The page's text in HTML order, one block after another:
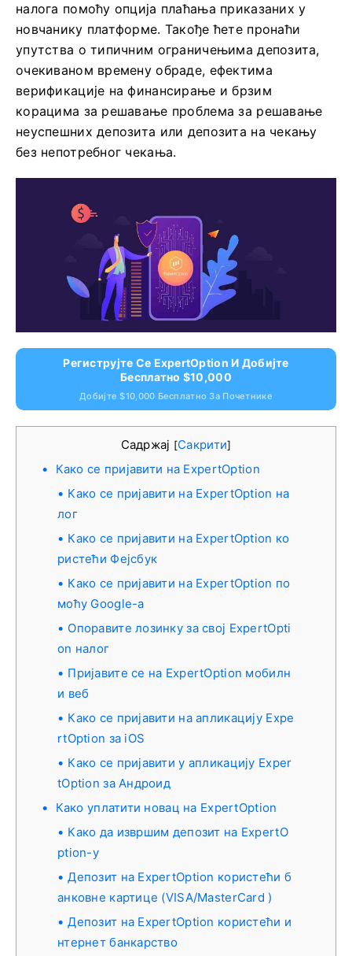
налога помоћу опција плаћања приказаних у
новчанику платформе. Такође ћете пронаћи
упутства о типичним ограничењима депозита,
очекиваном времену обраде, ефектима
верификације на финансирање и брзим
корацима за решавање проблема за решавање
неуспешних депозита или депозита на чекању
без непотребног чекања.
Региструјте Се ExpertOption И Добијте
Бесплатно $10,000
Добијте $10,000 Бесплатно За Почетнике
Садржај [Сакрити]
Како се пријавити на ExpertOption
Како се пријавити на ExpertOption на
лог
Како се пријавити на ExpertOption ко
ристећи Фејсбук
Како се пријавити на ExpertOption по
моћу Google-а
Опоравите лозинку за свој ExpertOpti
on налог
Пријавите се на ExpertOption мобилн
и веб
Како се пријавити на апликацију Expe
rtOption за iOS
Како се пријавити у апликацију Exper
tOption за Андроид
Како уплатити новац на ExpertOption
Како да извршим депозит на ExpertO
ption-у
Депозит на ExpertOption користећи б
анковне картице (VISA/MasterCard )
Депозит на ExpertOption користећи и
нтернет банкарство